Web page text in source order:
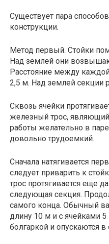
Существует пара
конструкции.
Метод первый. Стойки
Над землей они
Расстояние между
2,5 м. Над землей секции
Сквозь ячейки
железный трос,
работы желательно в
довольно трудоемкий.
Сначала натягивается
следует приварить к
трос протягивается еще
следующая секция.
самого конца. Обычный
длину 10 м и с ячейками 5
болгаркой и опускаются